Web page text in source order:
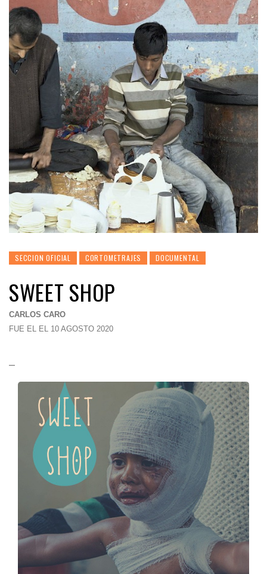
SECCION OFICIAL CORTOMETRAJES DOCUMENTAL
SWEET SHOP
CARLOS CARO
FUE EL EL 10 AGOSTO 2020
–